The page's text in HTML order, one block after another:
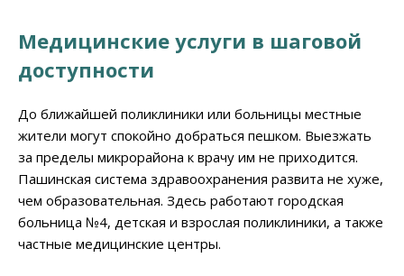
Медицинские услуги в шаговой
доступности
До ближайшей поликлиники или больницы местные
жители могут спокойно добраться пешком. Выезжать
за пределы микрорайона к врачу им не приходится.
Пашинская система здравоохранения развита не хуже,
чем образовательная. Здесь работают городская
больница №4, детская и взрослая поликлиники, а также
частные медицинские центры.